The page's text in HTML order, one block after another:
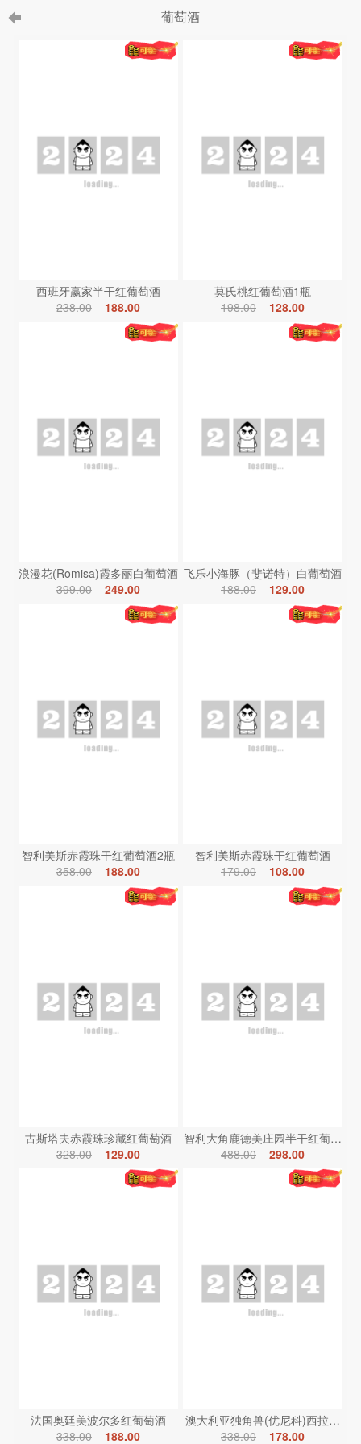
葡萄酒
西班牙赢家半干红葡萄酒
238.00
188.00
莫氏桃红葡萄酒1瓶
198.00
128.00
浪漫花(Romisa)霞多丽白葡萄酒
399.00
249.00
飞乐小海豚（斐诺特）白葡萄酒
188.00
129.00
智利美斯赤霞珠干红葡萄酒2瓶
358.00
188.00
智利美斯赤霞珠干红葡萄酒
179.00
108.00
古斯塔夫赤霞珠珍藏红葡萄酒
328.00
129.00
智利大角鹿德美庄园半干红葡萄酒
488.00
298.00
法国奥廷美波尔多红葡萄酒
338.00
188.00
澳大利亚独角兽(优尼科)西拉红葡
338.00
178.00